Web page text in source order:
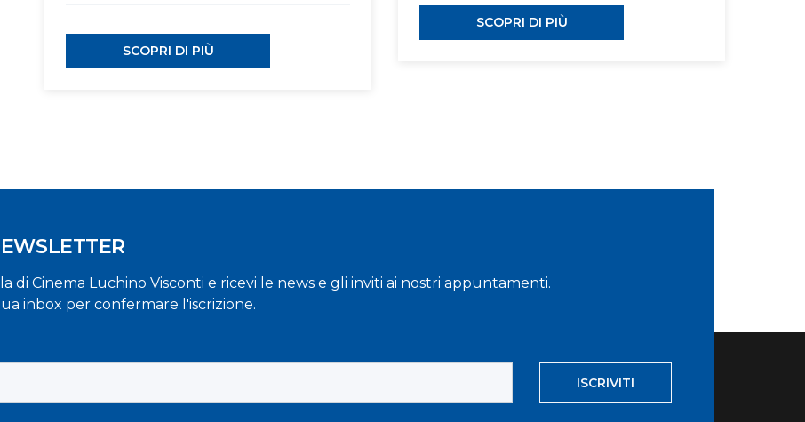
SCOPRI DI PIÙ
SCOPRI DI PIÙ
di Cinema Luchino Visconti e ricevi le news e gli inviti ai nostri appuntamenti.
inbox per confermare l'iscrizione.
ISCRIVITI